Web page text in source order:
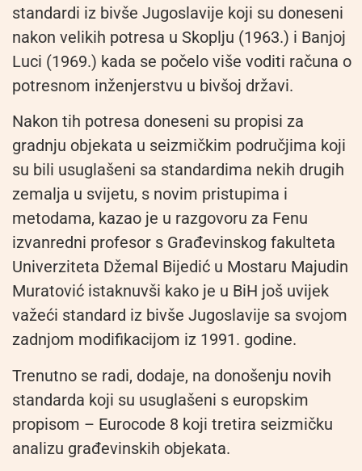
standardi iz bivše Jugoslavije koji su doneseni
nakon velikih potresa u Skoplju (1963.) i Banjoj
Luci (1969.) kada se počelo više voditi računa o
potresnom inženjerstvu u bivšoj državi.
Nakon tih potresa doneseni su propisi za
gradnju objekata u seizmičkim područjima koji
su bili usuglašeni sa standardima nekih drugih
zemalja u svijetu, s novim pristupima i
metodama, kazao je u razgovoru za Fenu
izvanredni profesor s Građevinskog fakulteta
Univerziteta Džemal Bijedić u Mostaru Majudin
Muratović istaknuvši kako je u BiH još uvijek
važeći standard iz bivše Jugoslavije sa svojom
zadnjom modifikacijom iz 1991. godine.
Trenutno se radi, dodaje, na donošenju novih
standarda koji su usuglašeni s europskim
propisom – Eurocode 8 koji tretira seizmičku
analizu građevinskih objekata.